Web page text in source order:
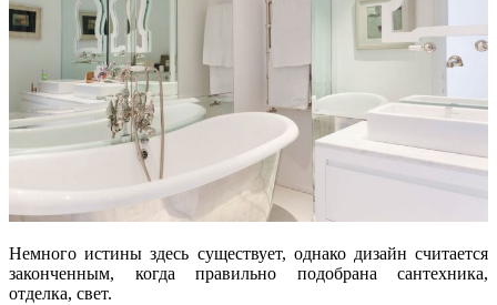
Немного истины здесь существует, однако дизайн считается
законченным, когда правильно подобрана сантехника,
отделка, свет.